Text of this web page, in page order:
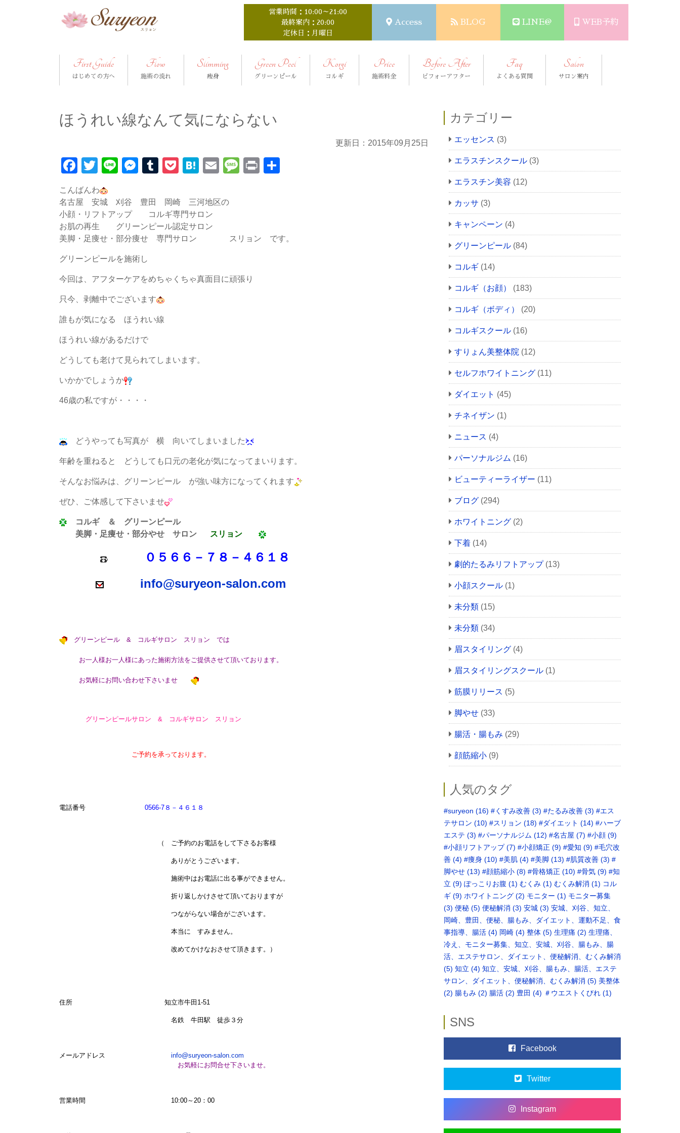
営業時間：10:00～21:00
最終案内：20:00
定休日：月曜日
Access BLOG LINE@ WEB予約
First Guide
はじめての方へ
Flow
施術の流れ
Slimming
痩身
Green Peel
グリーンピール
Korgi
コルギ
Price
施術料金
Before After
ビフォーアフター
Faq
よくある質問
Salon
サロン案内
ほうれい線なんて気にならない
更新日：2015年09月25日
Facebook
TwitterLineMessenger
Tumblr
Pocket
Hatena
EmailMessage
Print
こんばんわ
名古屋 安城 刈谷 豊田 岡崎 三河地区の
小顔・リフトアップ コルギ専門サロン
お肌の再生 グリーンピール認定サロン
美脚・足痩せ・部分痩せ 専門サロン スリョン です。
グリーンピールを施術し
今回は、アフターケアをめちゃくちゃ真面目に頑張り
只今、剥離中でございます
誰もが気になる ほうれい線
ほうれい線があるだけで
どうしても老けて見られてしまいます。
いかかでしょうか
46歳の私ですが・・・・
どうやっても写真が 横 向いてしまいました
年齢を重ねると どうしても口元の老化が気になってまいります。
そんなお悩みは、グリーンピール が強い味方になってくれます
ぜひ、ご体感して下さいませ
コルギ＆ グリーンピール
美脚・足痩せ・部分やせ サロン
スリョン
０５６６－７８－４６１８
info@suryeon-salon.com
グリーンピール & コルギサロン スリョン では
お一人様お一人様にあった施術方法をご提供させて頂いております。
お気軽にお問い合わせ下さいませ
グリーンピールサロン & コルギサロン スリョン
ご予約を承っております。
電話番号 0566-7８－４６１８
（ ご予約のお電話をして下さるお客様
ありがとうございます。
施術中はお電話に出る事ができません。
折り返しかけさせて頂いておりますが
つながらない場合がございます。
本当に すみません。
改めてかけなおさせて頂きます。）
住所 知立市牛田1-51
名鉄 牛田駅 徒歩３分
メールアドレス info@suryeon-salon.com
お気軽にお問合せ下さいませ。
営業時間 10:00～20：00
カテゴリー
エッセンス (3)
エラスチンスクール (3)
エラスチン美容 (12)
カッサ (3)
キャンペーン (4)
グリーンピール (84)
コルギ (14)
コルギ（お顔） (183)
コルギ（ボディ） (20)
コルギスクール (16)
すりょん美整体院 (12)
セルフホワイトニング (11)
ダイエット (45)
チネイザン (1)
ニュース (4)
パーソナルジム (16)
ビューティーライザー (11)
ブログ (294)
ホワイトニング (2)
下着 (14)
劇的たるみリフトアップ(13)
小顔スクール (1)
未分類 (15)
未分類 (34)
眉スタイリング (4)
眉スタイリングスクール (1)
筋膜リリース (5)
脚やせ (33)
腸活・腸もみ (29)
顔筋縮小 (9)
人気のタグ
#suryeon (16) #くすみ改善 (3) #たるみ改善 (3) #エス
テサロン (10) #スリョン (18) #ダイエット (14) #ハーブ
エステ (3) #パーソナルジム (12) #名古屋 (7) #小顔 (9)
#小顔リフトアップ(7) #小顔矯正 (9) #愛知 (9) #毛穴改
善 (4) #痩身 (10) #美肌 (4) #美脚 (13) #肌質改善 (3) #
脚やせ (13) #顔筋縮小 (8) #骨格矯正‬ (10) #骨気 (9) ‪#知
立 (9) ぽっこりお腹 (1) むくみ (1) むくみ解消 (1) コル
ギ (9) ホワイトニング (2) モニター (1) モニター募集
(3) 便秘 (5) 便秘解消 (3) 安城 (3) 安城、刈谷、知立、
岡崎、豊田、便秘、腸もみ、ダイエット、運動不足、食
事指導、腸活 (4) 岡崎 (4) 整体 (5) 生理痛 (2) 生理痛、
冷え、モニター募集、知立、安城、刈谷、腸もみ、腸
活、エステサロン、ダイエット、便秘解消、むくみ解消
(5) 知立 (4) 知立、安城、刈谷、腸もみ、腸活、エステ
サロン、ダイエット、便秘解消、むくみ解消 (5) 美整体
(2) 腸もみ (2) 腸活 (2) 豊田 (4) ＃ウエストくびれ (1)
SNS
Facebook
Twitter
Instagram